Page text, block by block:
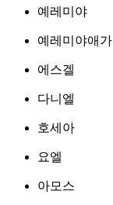
예레미야
예레미야애가
에스겔
다니엘
호세아
요엘
아모스